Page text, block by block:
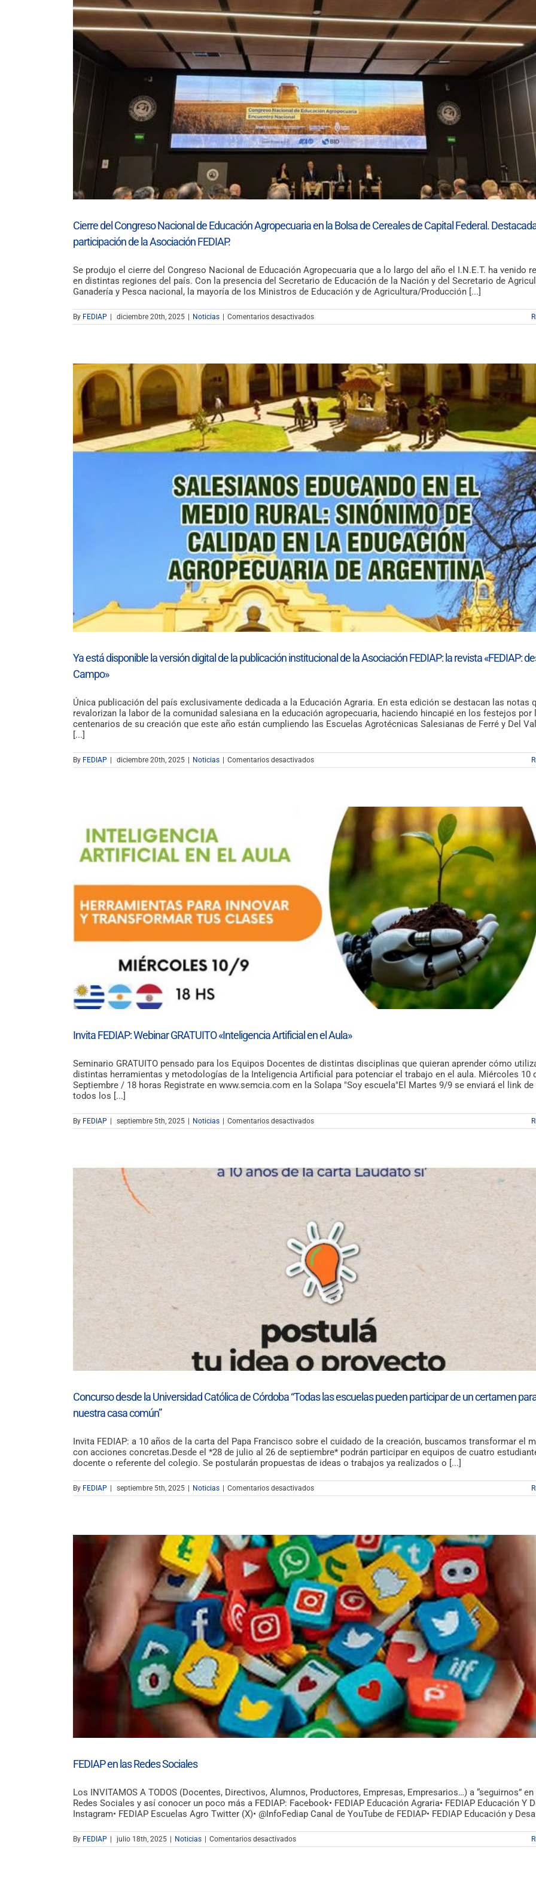
Cierre del Congreso Nacional de Educación Agropecuaria en la Bolsa de Cereales de Capital Federal.
participación de la Asociación FEDIAP.
Se produjo el cierre del Congreso Nacional de Educación Agropecuaria que a lo largo del año el I.N.E.T. ha venido
en distintas regiones del país. Con la presencia del Secretario de Educación de la Nación y del Secretario de
Ganadería y Pesca nacional, la mayoría de los Ministros de Educación y de Agricultura/Producción [...]
By FEDIAP diciembre 20th, 2025 Noticias Comentarios desactivadosen
Cierre
Educación
Agropecuaria
la
Bolsa
de
Cereales
de
Capital
Federal.
Destacada
la
Asociación
FEDIAP.
Ya está disponible la versión digital de la publicación institucional de la Asociación FEDIAP: la revista «FEDIAP:
Campo»
Única publicación del país exclusivamente dedicada a la Educación Agraria. En esta edición se destacan las notas
revalorizan la labor de la comunidad salesiana en la educación agropecuaria, haciendo hincapié en los festejos por
centenarios de su creación que este año están cumpliendo las Escuelas Agrotécnicas Salesianas de Ferré y Del
[...]
By FEDIAP | diciembre 20th, 2025 | Noticias | Comentarios desactivadosen
Ya
publicación
institucional
Asociación
FEDIAP:
revista
«FEDIAP:
desde
Campo»
Invita FEDIAP: Webinar GRATUITO «Inteligencia Artificial en el Aula»
Seminario GRATUITO pensado para los Equipos Docentes de distintas disciplinas que quieran aprender cómo
distintas herramientas y metodologías de la Inteligencia Artificial para potenciar el trabajo en el aula. Miércoles 10
Septiembre / 18 horas Registrate en www.semcia.com en la Solapa "Soy escuela"El Martes 9/9 se enviará el link
todos los [...]
By FEDIAP septiembre 5th, 2025 Noticias Comentarios desactivadosen
Invita
Artificial
en
Concurso desde la Universidad Católica de Córdoba “Todas las escuelas pueden participar de un certamen
nuestra casa común”
Invita FEDIAP: a 10 años de la carta del Papa Francisco sobre el cuidado de la creación, buscamos transformar el
con acciones concretas.Desde el *28 de julio al 26 de septiembre* podrán participar en equipos de cuatro
docente o referente del colegio. Se postularán propuestas de ideas o trabajos ya realizados o [...]
By FEDIAP septiembre 5th, 2025 Noticias Comentarios desactivadosen
Concurso
de
Córdoba
“Todas
las
escuelas
pueden
participar
de
un
certamen
para
cuidar
nuestra
casa
común”
FEDIAP en las Redes Sociales
Los INVITAMOS A TODOS (Docentes, Directivos, Alumnos, Productores, Empresas, Empresarios…) a “seguirnos”
Redes Sociales y así conocer un poco más a FEDIAP: Facebook• FEDIAP Educación Agraria• FEDIAP Educación Y
Instagram• FEDIAP Escuelas Agro Twitter (X)• @InfoFediap Canal de YouTube de FEDIAP• FEDIAP Educación y
By FEDIAP | julio 18th, 2025 | Noticias | Comentarios desactivadosen
FEDIAP